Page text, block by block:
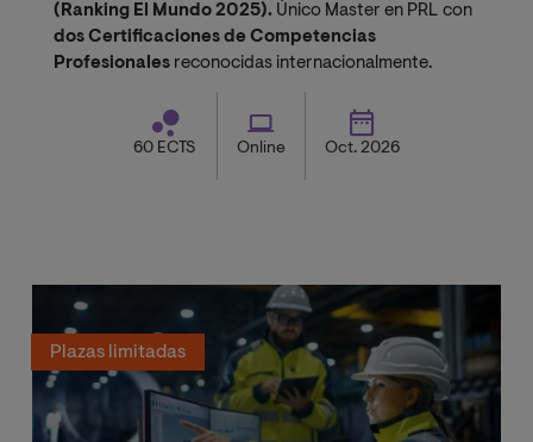
(Ranking El Mundo 2025). Único Master en PRL con
dos Certificaciones de Competencias
Profesionales reconocidas internacionalmente.
60 ECTS Online Oct. 2026
Plazas limitadas